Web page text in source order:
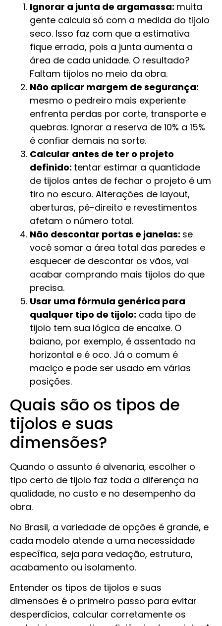
Ignorar a junta de argamassa: muita
gente calcula só com a medida do tijolo
seco. Isso faz com que a estimativa
fique errada, pois a junta aumenta a
área de cada unidade. O resultado?
Faltam tijolos no meio da obra.
Não aplicar margem de segurança:
mesmo o pedreiro mais experiente
enfrenta perdas por corte, transporte e
quebras. Ignorar a reserva de 10% a 15%
é confiar demais na sorte.
Calcular antes de ter o projeto
definido: tentar estimar a quantidade
de tijolos antes de fechar o projeto é um
tiro no escuro. Alterações de layout,
aberturas, pé-direito e revestimentos
afetam o número total.
Não descontar portas e janelas: se
você somar a área total das paredes e
esquecer de descontar os vãos, vai
acabar comprando mais tijolos do que
precisa.
Usar uma fórmula genérica para
qualquer tipo de tijolo: cada tipo de
tijolo tem sua lógica de encaixe. O
baiano, por exemplo, é assentado na
horizontal e é oco. Já o comum é
maciço e pode ser usado em várias
posições.
Quais são os tipos de
tijolos e suas
dimensões?
Quando o assunto é alvenaria, escolher o
tipo certo de tijolo faz toda a diferença na
qualidade, no custo e no desempenho da
obra.
No Brasil, a variedade de opções é grande, e
cada modelo atende a uma necessidade
específica, seja para vedação, estrutura,
acabamento ou isolamento.
Entender os tipos de tijolos e suas
dimensões é o primeiro passo para evitar
desperdícios, calcular corretamente os